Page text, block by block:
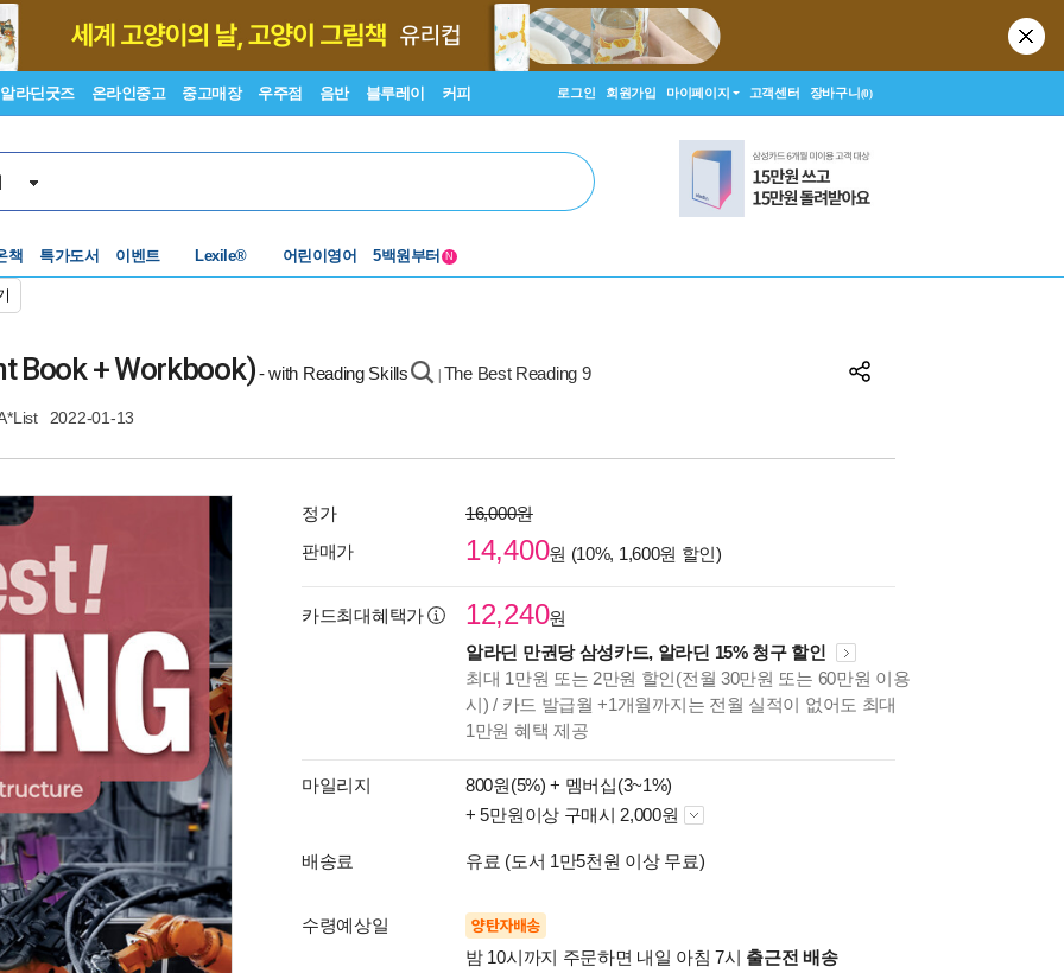
알라딘굿즈 온라인중고 중고매장 우주점 음반 블루레이 커피 로그인 회원가입 마이페이지 고객센터 장바구니(0)
책 특가도서 이벤트
수준별베스트
어린이영어
중고 외서
N
Book + Workbook)- with Reading Skills The Best Reading 9
2022-01-13
정가
16,000원
판매가
14,400원 (10%, 1,600원 할인)
카드최대혜택가 12,240원
알라딘 만권당 삼성카드, 알라딘 15% 청구 할인
최대 1만원 또는 2만원 할인(전월 30만원 또는 60만원 이용
시) / 카드 발급월 +1개월까지는 전월 실적이 없어도 최대
1만원 혜택 제공
마일리지 800원(5%) + 멤버십(3~1%)
+ 5만원이상 구매시 2,000원
배송료 유료 (도서 1만5천원 이상 무료)
수령예상일 양탄자배송
밤 10시까지 주문하면 내일 아침 7시 출근전 배송